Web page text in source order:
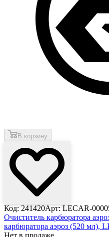
В корзину
Код: 241420Арт: LECAR-
Очиститель карбюратора
карбюратора аэроз (520 мл),